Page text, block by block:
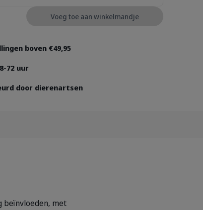
Voeg toe aan winkelmandje
boven €49,95
72 uur
door dierenartsen
beïnvloeden, met